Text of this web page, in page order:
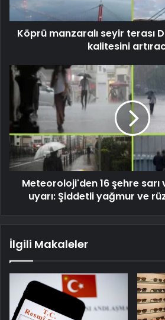
Köprü manzaralı seyir terası
kalitesini
Meteoroloji'den 16 şehre
uyarı: Şiddetli yağmur ve
İlgili Makaleler